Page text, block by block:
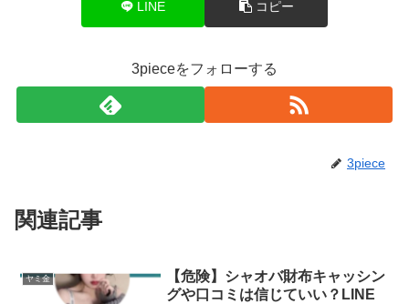
LINE コピー
3pieceをフォローする
3piece
関連記事
ヤミ金
【危険】シャオバ財布キャッシン
グや口コミは信じていい？LINE